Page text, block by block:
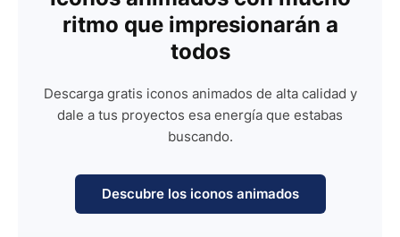
ritmo que impresionarán a
todos
Descarga gratis iconos animados de alta calidad y
dale a tus proyectos esa energía que estabas
buscando.
Descubre los iconos animados